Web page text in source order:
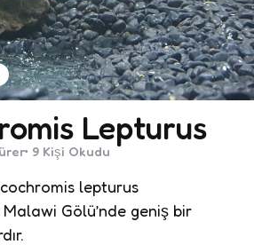
Lepturus
9 Kişi Okudu
lepturus
Malawi Gölü’nde geniş bir